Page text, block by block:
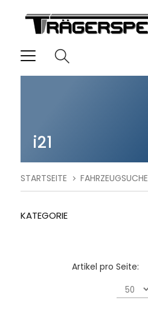
i21
STARTSEITE FAHRZEUGSUCHE
KATEGORIE
Artikel pro Seite: